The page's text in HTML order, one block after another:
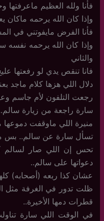
فأنا ولله العظيم
وإذا كان الله يرحمه
فأنا الفرض مايفوتني في
وإذا كان الله يرحمه نفسه
والثاني
فانا تنقص يدي لو رفعتها
دلال اللي هزها كلام ماجد
رجعت التلفون لأم جاسم
سارة راجعة من زيارة
منيرة اللي ماوقفت
تسأل سارة عن سالم.. بس
تحس إن اللي صار لسالم
دعواتها على سالم..
عشان كذا ربعه (أصحابه)
ظلت تدور في الغرفة مثل
قطرات دمها الأخيرة..
في الوقت اللي سارة